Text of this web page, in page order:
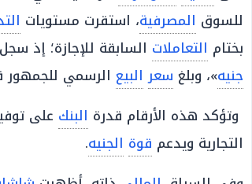
للسوق المصرفية، استقرت مستويات
بختام التعاملات السابقة للإجازة؛ إذ سجل
جنيه»، وبلغ سعر البيع الرسمي للجمهور
وتؤكد هذه الأرقام قدرة البنك على
التجارية ويدعم قوة الجنيه.